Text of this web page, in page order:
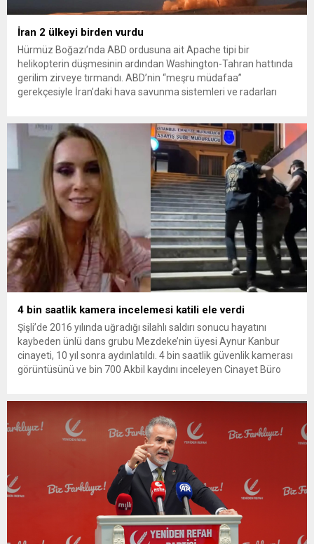
İran 2 ülkeyi birden vurdu
Hürmüz Boğazı’nda ABD ordusuna ait Apache tipi bir
helikopterin düşmesinin ardından Washington-Tahran hattında
gerilim zirveye tırmandı. ABD’nin “meşru müdafaa”
gerekçesiyle İran’daki hava savunma sistemleri ve radarları
yeni bir ABD saldırısına anında yanıt verileceğini duyurdu....
4 bin saatlik kamera incelemesi katili ele verdi
Şişli’de 2016 yılında uğradığı silahlı saldırı sonucu hayatını
kaybeden ünlü dans grubu Mezdeke’nin üyesi Aynur Kanbur
cinayeti, 10 yıl sonra aydınlatıldı. 4 bin saatlik güvenlik kamerası
görüntüsünü ve bin 700 Akbil kaydını inceleyen Cinayet Büro